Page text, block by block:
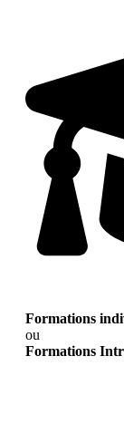
Formations
ou
Formations